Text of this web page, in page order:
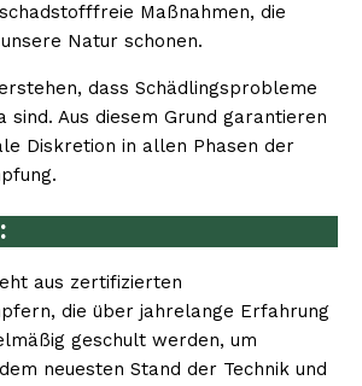
Maßnahmen, die
Natur schonen.
dass Schädlingsprobleme
sind. Aus diesem Grund garantieren
Diskretion in allen Phasen der
aus zertifizierten
die über jahrelange Erfahrung
geschult werden, um
neuesten Stand der Technik und